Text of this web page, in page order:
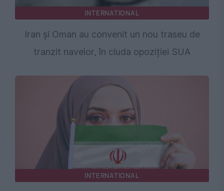
INTERNATIONAL
Iran și Oman au convenit un nou traseu de
tranzit navelor, în ciuda opoziției SUA
INTERNATIONAL